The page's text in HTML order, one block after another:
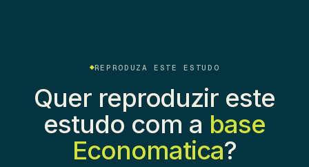
REPRODUZA ESTE ESTUDO
Quer reproduzir este
estudo com a base
Economatica?